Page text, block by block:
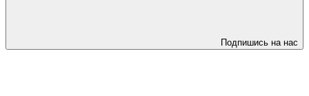
Подпишись на нас